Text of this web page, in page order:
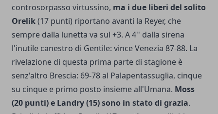
controsorpasso virtussino, ma i due liberi del solito
Orelik(17 punti) riportano avanti la Reyer, che
sempre dalla lunetta va sul +3. A 4'' dalla sirena
l'inutile canestro di Gentile: vince Venezia 87-88. La
rivelazione di questa prima parte di stagione è
senz'altro Brescia: 69-78 al Palapentassuglia, cinque
su cinque e primo posto insieme all'Umana. Moss
(20 punti) e Landry (15) sono in stato di grazia.